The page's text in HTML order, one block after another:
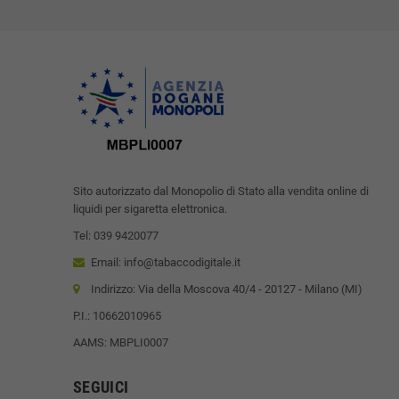
Sito autorizzato dal Monopolio di Stato alla vendita online di
liquidi per sigaretta elettronica.
Tel: 039 9420077
Email: info@tabaccodigitale.it
Indirizzo: Via della Moscova 40/4 - 20127 - Milano (MI)
P.I.: 10662010965
AAMS: MBPLI0007
SEGUICI